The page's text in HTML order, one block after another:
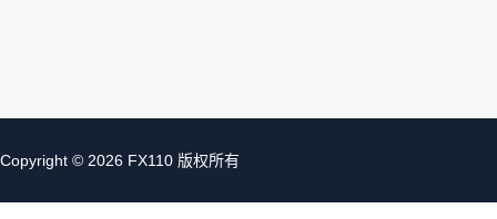
Copyright © 2026 FX110 版权所有